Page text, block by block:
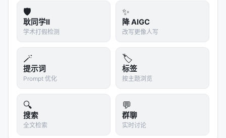
prompt 摄入：
统计 数值
每迭代读取文件数（中位数） 82 files
范围 69–99
引用先前候选数
文件类型分布 源代码 41%, 执行轨迹 40%,
🛡️
耿同学II
学术打假检测
✨
降 AIGC
改写更像人写
🪄
提示词
Prompt 优化
🏷️
标签
按主题浏览
🔍
搜索
全文检索
💬
群聊
实时讨论